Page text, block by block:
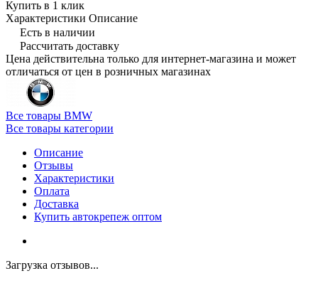
Купить в 1 клик
Характеристики Описание
Есть в наличии
Рассчитать доставку
Цена действительна только для интернет-магазина и может
отличаться от цен в розничных магазинах
Все товары BMW
Все товары категории
Описание
Отзывы
Характеристики
Оплата
Доставка
Купить автокрепеж оптом
Загрузка отзывов...